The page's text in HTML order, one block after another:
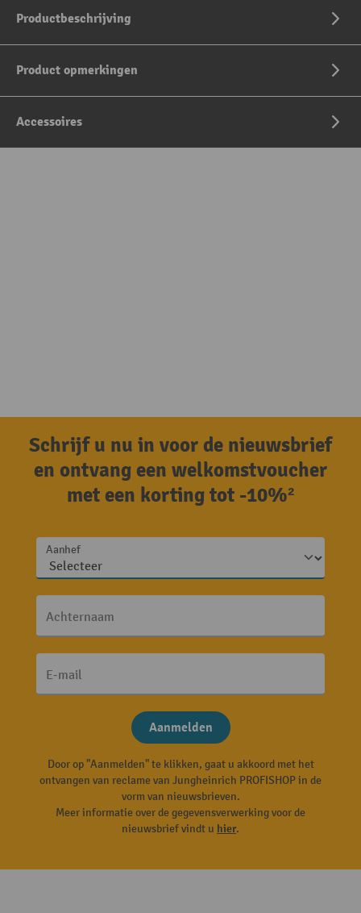
Productbeschrijving
Product opmerkingen
Accessoires
Schrijf u nu in voor de nieuwsbrief
en ontvang een welkomstvoucher
met een korting tot -10%²
Aanhef
Achternaam
E-mail
Aanmelden
Door op "Aanmelden" te klikken, gaat u akkoord met het
ontvangen van reclame van Jungheinrich PROFISHOP in de
vorm van nieuwsbrieven.
Meer informatie over de gegevensverwerking voor de
nieuwsbrief vindt u hier.